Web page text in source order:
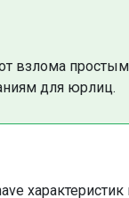
взлома
для юрлиц.